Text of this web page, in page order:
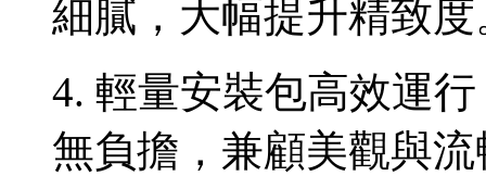
細膩，大幅提升精致度
4. 輕量安裝包高效運
無負擔，兼顧美觀與